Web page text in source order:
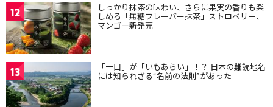
12 しっかり抹茶の味わい、さらに果実の香りも楽
しめる「無糖フレーバー抹茶」ストロベリー、
マンゴー新発売
13 「一口」が「いもあらい」！？ 日本の難読地名
には知られざる“名前の法則”があった